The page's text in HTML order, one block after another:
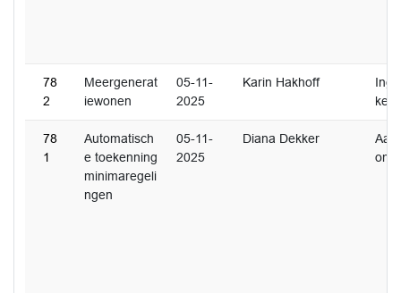
78
2
Meergenerat
iewonen
05-11-
2025
Karin Hakhoff
ken
78
1
Automatisch
e toekenning
minimaregeli
ngen
05-11-
2025
Diana Dekker